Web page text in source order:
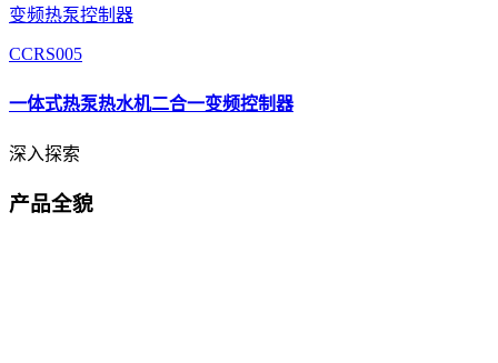
变频热泵控制器
CCRS005
一体式热泵热水机二合一变频控制器
深入探索
产品全貌